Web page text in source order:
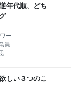
考
決
募
方
営
の
、
年代順、どち
ー
員
っ
書
経
しい３つのこ